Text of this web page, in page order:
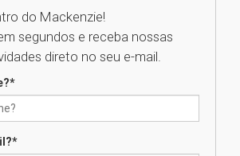
na educação dos filhos além da
escola
04.08.2026
docentes para debater
do Mackenzie!
segundos e receba nossas
direto no seu e-mail.
*
*